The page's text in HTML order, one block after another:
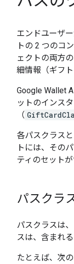
エンドユーザ
トの 2 つのコ
ェクトの両方
細情報（ギフ
Google Wallet
ットのインス
（
各パスクラス
トには、その
ティのセットが
パスクラ
パスクラスは
スは、含まれ
たとえば、次の